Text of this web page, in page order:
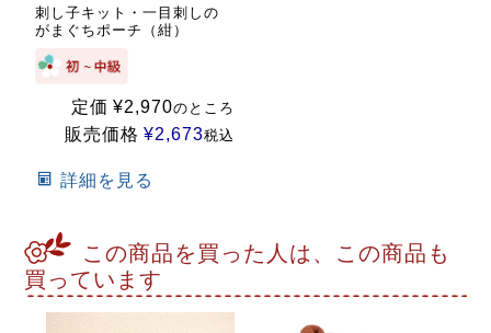
刺し子キット・一目刺しの
がまぐちポーチ（紺）
定価 ¥2,970のところ
販売価格 ¥2,673税込
詳細を見る
この商品を買った人は、この商品も
買っています